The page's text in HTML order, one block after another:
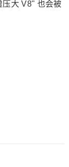
压大 V8" 也会被